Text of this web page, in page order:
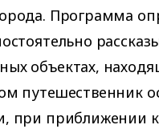
Программа
объектах,
путешественник
при приближении